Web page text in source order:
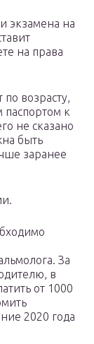
экзамена на
на права
возрасту,
паспортом к
не сказано
быть
заранее
За
в
от 1000
2020 года